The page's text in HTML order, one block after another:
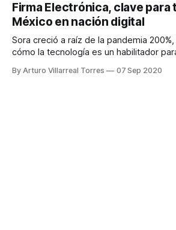
Firma Electrónica, clave para
México en nación digital
Sora creció a raíz de la pandemia
cómo la tecnología es un habilitador
By Arturo Villarreal Torres 07 Sep 2020